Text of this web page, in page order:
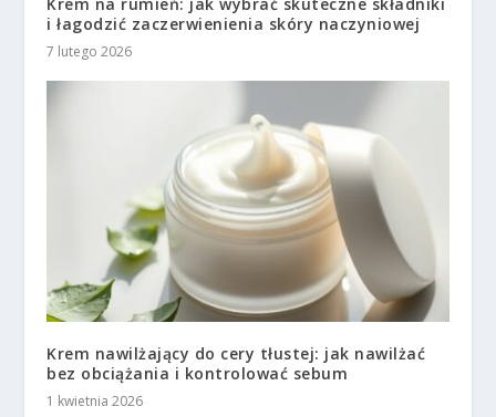
Krem na rumień: jak wybrać skuteczne składniki
i łagodzić zaczerwienienia skóry naczyniowej
7 lutego 2026
Krem nawilżający do cery tłustej: jak nawilżać
bez obciążania i kontrolować sebum
1 kwietnia 2026